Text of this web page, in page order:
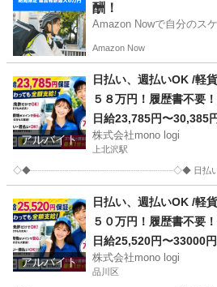
酬！
Amazon Nowで自分のス
う！
Amazon Now
アルバイト
日払い、週払いOK /軽
５８万円！履歴書不要
日給23,785円〜30,385
株式会社mono logi
上北沢駅
◇◆┈┈┈┈┈┈┈┈┈┈┈┈┈┈┈┈◇◆ 日払い・週
上北沢駅 ス
アルバイト
日払い、週払いOK /軽
５０万円！履歴書不要
日給25,520円〜33000円
株式会社mono logi
品川区